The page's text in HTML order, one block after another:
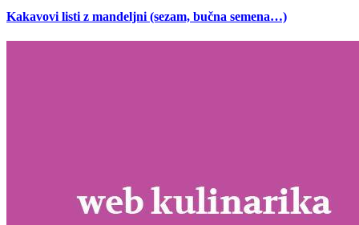
Kakavovi listi z mandeljni (sezam, bučna semena…)